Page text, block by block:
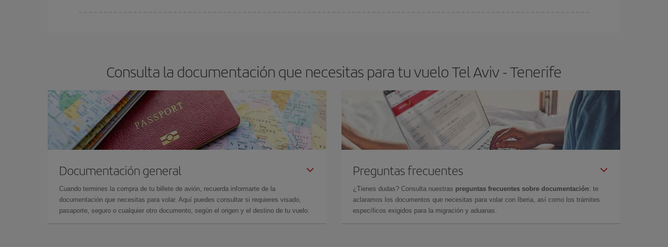
Consulta la documentación que necesitas para tu vuelo Tel Aviv - Tenerife
Documentación general
Cuando termines la compra de tu billete de avión, recuerda informarte de la
documentación que necesitas para volar. Aquí puedes consultar si requieres visado,
pasaporte, seguro o cualquier otro documento, según el origen y el destino de tu vuelo.
Preguntas frecuentes
¿Tienes dudas? Consulta nuestras preguntas frecuentes sobre documentación: te
aclaramos los documentos que necesitas para volar con Iberia, así como los trámites
específicos exigidos para la migración y aduanas.